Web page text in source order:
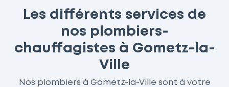
Les différents services de
nos plombiers-
chauffagistes à Gometz-la-
Ville
Nos plombiers à Gometz-la-Ville sont à votre